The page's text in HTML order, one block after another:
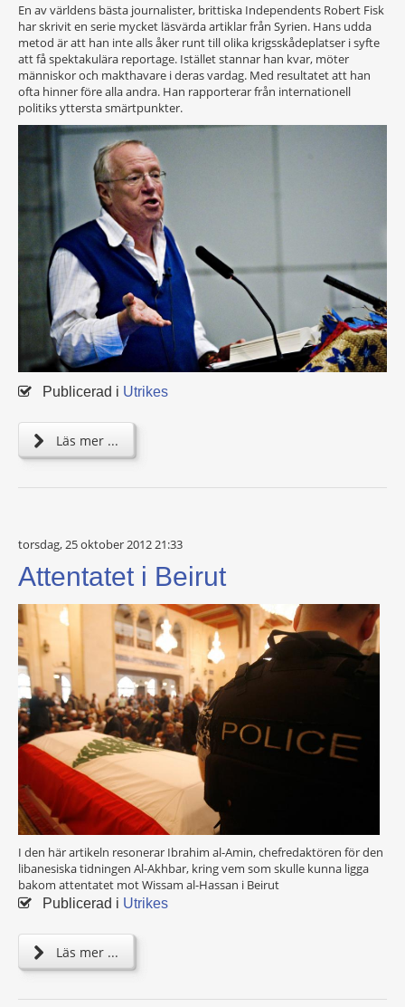
En av världens bästa journalister, brittiska Independents Robert Fisk
har skrivit en serie mycket läsvärda artiklar från Syrien. Hans udda
metod är att han inte alls åker runt till olika krigsskådeplatser i syfte
att få spektakulära reportage. Istället stannar han kvar, möter
människor och makthavare i deras vardag. Med resultatet att han
ofta hinner före alla andra. Han rapporterar från internationell
politiks yttersta smärtpunkter.
Publicerad i Utrikes
Läs mer ...
torsdag, 25 oktober 2012 21:33
Attentatet i Beirut
I den här artikeln resonerar Ibrahim al-Amin, chefredaktören för den
libanesiska tidningen Al-Akhbar, kring vem som skulle kunna ligga
bakom attentatet mot Wissam al-Hassan i Beirut
Publicerad i Utrikes
Läs mer ...